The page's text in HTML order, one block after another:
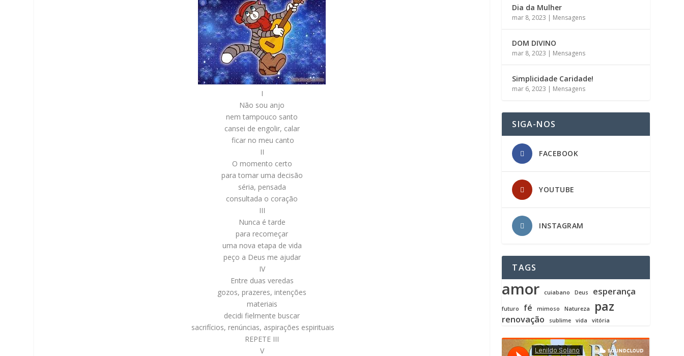
I
Não sou anjo
nem tampouco santo
cansei de engolir, calar
ficar no meu canto
II
O momento certo
para tomar uma decisão
séria, pensada
consultada o coração
III
Nunca é tarde
para recomeçar
uma nova etapa de vida
peço a Deus me ajudar
IV
Entre duas veredas
gozos, prazeres, intenções
materiais
decidi fielmente buscar
sacrifícios, renúncias, aspirações espirituais
REPETE III
V
Dia da Mulher
mar 8, 2023 | Mensagens
DOM DIVINO
mar 8, 2023 | Mensagens
Simplicidade Caridade!
mar 6, 2023 | Mensagens
SIGA-NOS
FACEBOOK
YOUTUBE
INSTAGRAM
TAGS
amor cuiabano Deus esperança
futuro fé mimoso Natureza paz
renovação sublime vida vitória